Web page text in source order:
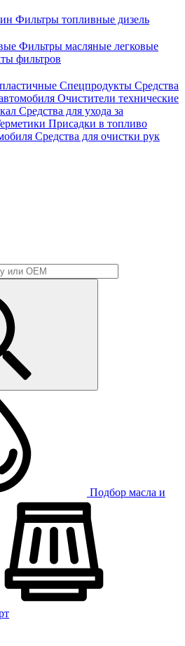
Фильтры топливные дизель
Фильтры масляные легковые
фильтров
Спецпродукты Средства
Очистители технические
Средства для ухода за
Присадки в топливо
Средства для очистки рук
Подбор масла и